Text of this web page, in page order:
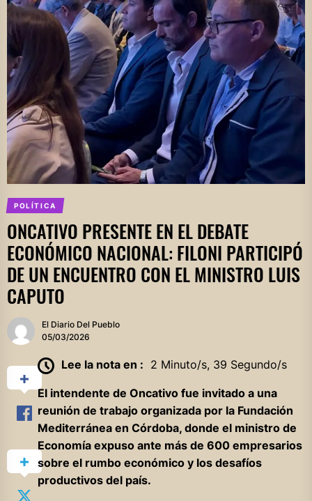
POLÍTICA
ONCATIVO PRESENTE EN EL DEBATE
ECONÓMICO NACIONAL: FILONI PARTICIPÓ
DE UN ENCUENTRO CON EL MINISTRO LUIS
CAPUTO
El Diario Del Pueblo
05/03/2026
Lee la nota en : 2 Minuto/s, 39 Segundo/s
El intendente de Oncativo fue invitado a una
reunión de trabajo organizada por la Fundación
Mediterránea en Córdoba, donde el ministro de
Economía expuso ante más de 600 empresarios
sobre el rumbo económico y los desafíos
productivos del país.